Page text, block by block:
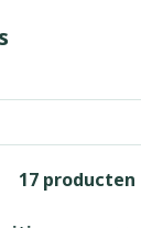
17 producten